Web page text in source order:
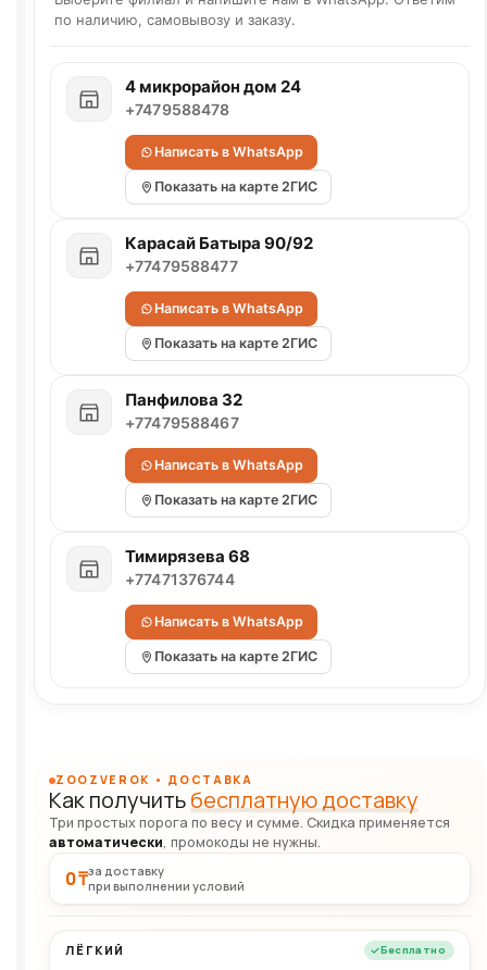
по наличию, самовывозу и заказу.
4 микрорайон дом 24
+7479588478
Написать в WhatsApp
Показать на карте 2ГИС
Карасай Батыра 90/92
+77479588477
Написать в WhatsApp
Показать на карте 2ГИС
Панфилова 32
+77479588467
Написать в WhatsApp
Показать на карте 2ГИС
Тимирязева 68
+77471376744
Написать в WhatsApp
Показать на карте 2ГИС
ZOOZVEROK • ДОСТАВКА
Как получитьбесплатную доставку
Три простых порога по весу и сумме. Скидка применяется
автоматически, промокоды не нужны.
0 ₸за доставку
при выполнении условий
ЛЁГКИЙ Бесплатно